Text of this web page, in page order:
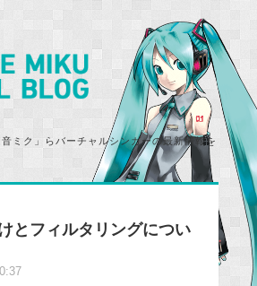
ミク」らバーチャルシンガーの最新情報を
とフィルタリングについ